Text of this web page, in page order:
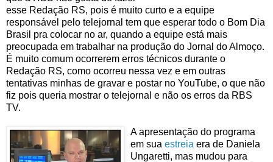
esse Redação RS, pois é muito curto e a equipe
responsável pelo telejornal tem que esperar todo o Bom Dia
Brasil pra colocar no ar, quando a equipe está mais
preocupada em trabalhar na produção do Jornal do Almoço.
É muito comum ocorrerem erros técnicos durante o
Redação RS, como ocorreu nessa vez e em outras
tentativas minhas de gravar e postar no YouTube, o que não
fiz pois queria mostrar o telejornal e não os erros da RBS
TV.
A apresentação do programa
em sua estreia era de Daniela
Ungaretti, mas mudou para